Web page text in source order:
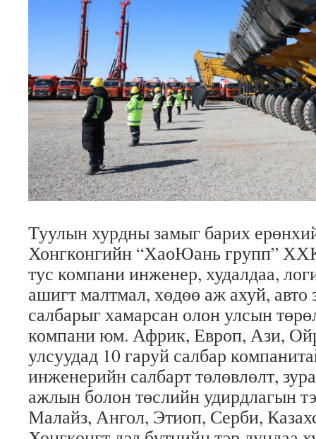
Туулын хурдны замыг барих
Хонгконгийн “ХаоЮань групп”
тус компани инженер, худалдаа,
ашигт малтмал, хөдөө аж ахуй, авто
салбарыг хамарсан олон улсын
компани юм. Африк, Европ, Ази,
улсуудад 10 гаруй салбар
инженерийн салбарт төлөвлөлт,
ажлын болон төслийн удирдлагын
Малайз, Ангол, Этиоп, Серби,